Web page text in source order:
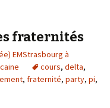
fraternités
EMStrasbourg à
cours, delta,
, fraternité, party, pi,